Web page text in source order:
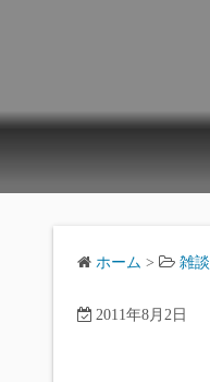
ホーム > 雑談
2011年8月2日